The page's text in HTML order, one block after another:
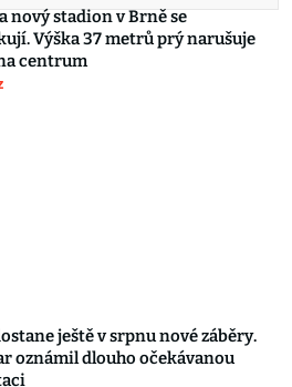
nový stadion v Brně se
Výška 37 metrů prý narušuje
centrum
ještě v srpnu nové záběry.
oznámil dlouho očekávanou